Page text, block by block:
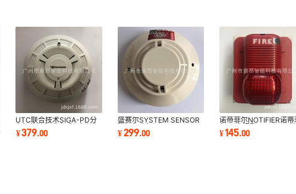
UTC联合技术SIGA-PD分
布智能特征光电感烟探测器
¥379.00
盛赛尔SYSTEM SENSOR
烟温复合探测器JTY-YW-
ZM2251TB
¥299.00
诺帝菲尔NOTIFIER诺蒂
尔 火灾报警器P700A
声光报警器
¥145.00